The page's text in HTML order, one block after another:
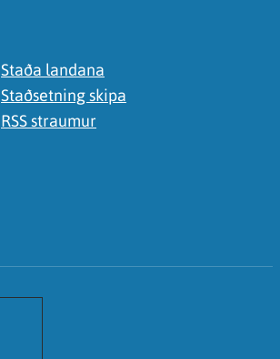
Staða landana
Staðsetning skipa
RSS straumur